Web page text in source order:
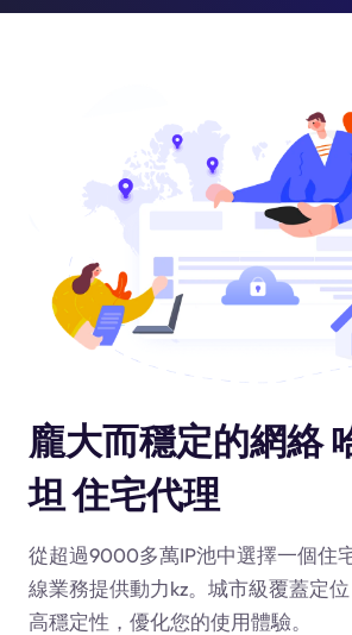
龐大而穩定的網絡
坦 住宅代理
從超過9000多萬IP池中選擇一個住
線業務提供動力kz。城市級覆蓋定
高穩定性，優化您的使用體驗。